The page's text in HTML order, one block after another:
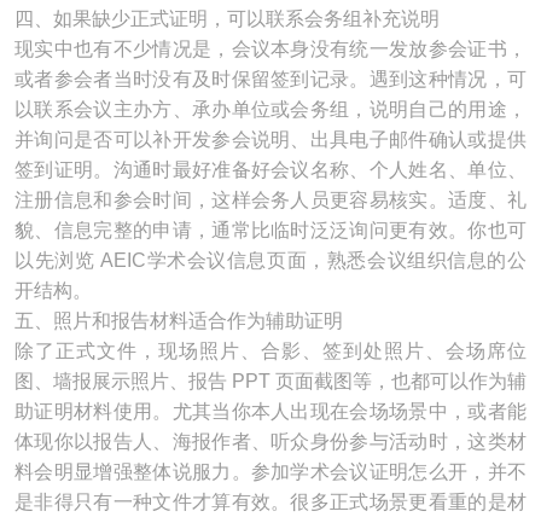
四、如果缺少正式证明，可以联系会务组补充说明
现实中也有不少情况是，会议本身没有统一发放参会证书，
或者参会者当时没有及时保留签到记录。遇到这种情况，可
以联系会议主办方、承办单位或会务组，说明自己的用途，
并询问是否可以补开发参会说明、出具电子邮件确认或提供
签到证明。沟通时最好准备好会议名称、个人姓名、单位、
注册信息和参会时间，这样会务人员更容易核实。适度、礼
貌、信息完整的申请，通常比临时泛泛询问更有效。你也可
以先浏览 AEIC学术会议信息页面，熟悉会议组织信息的公
开结构。
五、照片和报告材料适合作为辅助证明
除了正式文件，现场照片、合影、签到处照片、会场席位
图、墙报展示照片、报告 PPT 页面截图等，也都可以作为辅
助证明材料使用。尤其当你本人出现在会场场景中，或者能
体现你以报告人、海报作者、听众身份参与活动时，这类材
料会明显增强整体说服力。参加学术会议证明怎么开，并不
是非得只有一种文件才算有效。很多正式场景更看重的是材